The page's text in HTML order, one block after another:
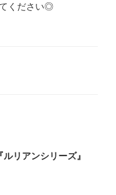
ください◎
リアンシリーズ』